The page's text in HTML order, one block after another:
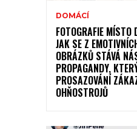
DOMÁCÍ
FOTOGRAFIE MÍSTO
JAK SE Z
OBRÁZKŮ STÁVÁ
PROPAGANDY,
PROSAZOVÁNÍ
OHŇOSTROJŮ